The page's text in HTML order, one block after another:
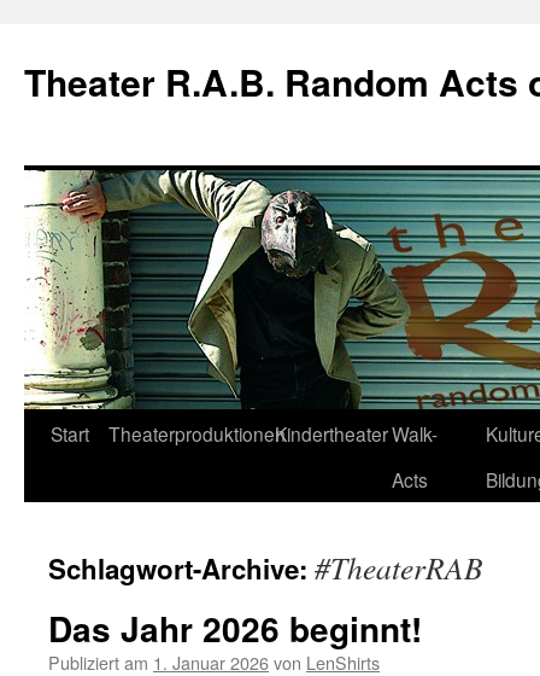
Theater R.A.B. Random Acts
Zum
Start TheaterproduktionenKindertheaterWalk-
Acts
Schlagwort-Archive: #TheaterRAB
Das Jahr 2026 beginnt!
Publiziert am 1. Januar 2026von LenShirts